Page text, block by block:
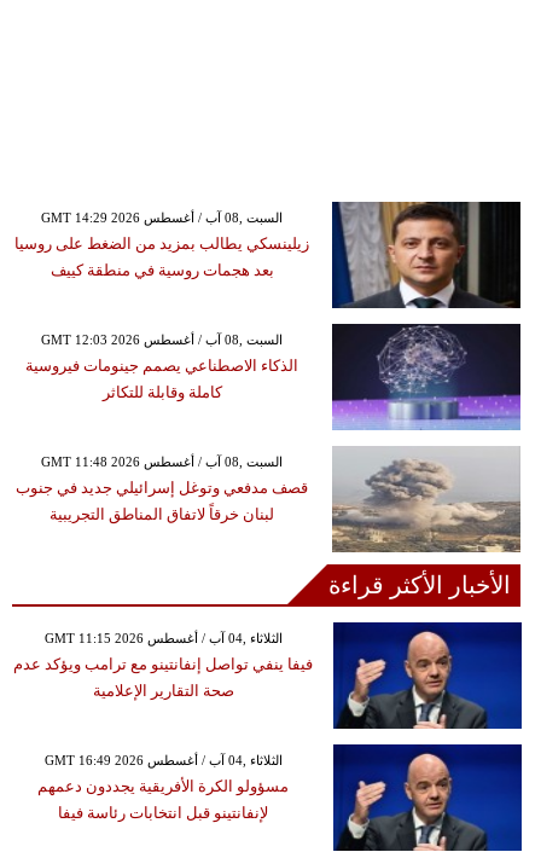
GMT 14:29 2026 السبت ,08 آب / أغسطس
زيلينسكي يطالب بمزيد من الضغط على روسيا
بعد هجمات روسية في منطقة كييف
GMT 12:03 2026 السبت ,08 آب / أغسطس
الذكاء الاصطناعي يصمم جينومات فيروسية
كاملة وقابلة للتكاثر
GMT 11:48 2026 السبت ,08 آب / أغسطس
قصف مدفعي وتوغل إسرائيلي جديد في جنوب
لبنان خرقاً لاتفاق المناطق التجريبية
الأخبار الأكثر قراءة
GMT 11:15 2026 الثلاثاء ,04 آب / أغسطس
فيفا ينفي تواصل إنفانتينو مع ترامب ويؤكد عدم
صحة التقارير الإعلامية
GMT 16:49 2026 الثلاثاء ,04 آب / أغسطس
مسؤولو الكرة الأفريقية يجددون دعمهم
لإنفانتينو قبل انتخابات رئاسة فيفا